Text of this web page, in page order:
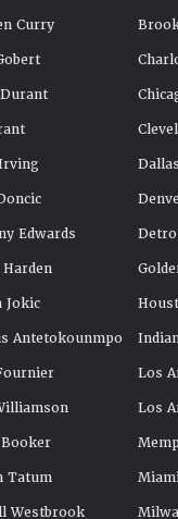
Curry
Edwards
Harden
Jokic
Antetokounmpo
Tatum
Westbrook
Los
Los